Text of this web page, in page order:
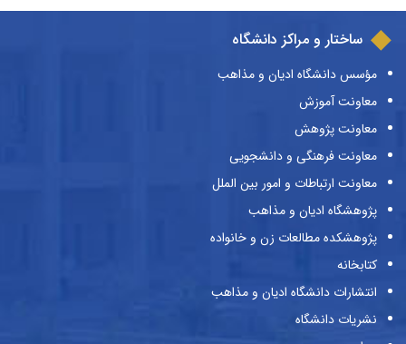
ساختار و مراکز دانشگاه
مؤسس دانشگاه ادیان و مذاهب
معاونت آموزش
معاونت پژوهش
معاونت فرهنگی و دانشجویی
معاونت ارتباطات و امور بین الملل
پژوهشگاه ادیان و مذاهب
پژوهشکده مطالعات زن و خانواده
کتابخانه
انتشارات دانشگاه ادیان و مذاهب
نشریات دانشگاه